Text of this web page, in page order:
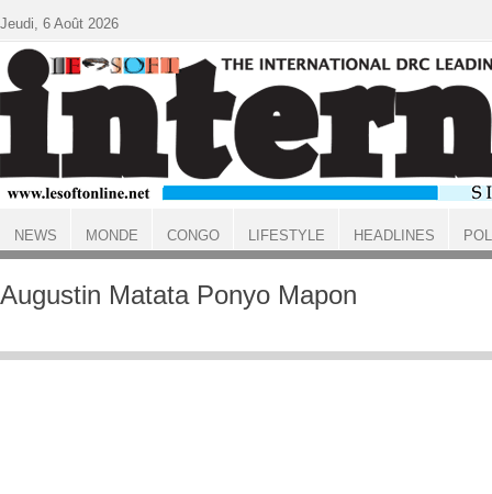
ACCUEIL
Augustin Matata Ponyo Mapon
Jeudi, 6 Août 2026
NEWS MONDE CONGO LIFESTYLE HEADLINES